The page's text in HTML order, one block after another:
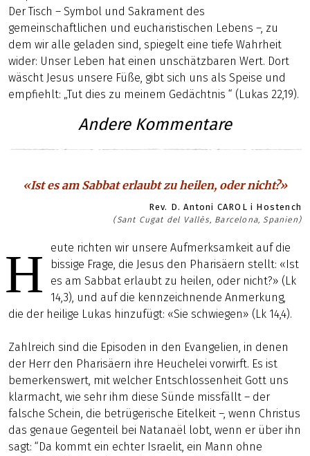
Der Tisch – Symbol und Sakrament des
gemeinschaftlichen und eucharistischen Lebens –, zu
dem wir alle geladen sind, spiegelt eine tiefe Wahrheit
wider: Unser Leben hat einen unschätzbaren Wert. Dort
wäscht Jesus unsere Füße, gibt sich uns als Speise und
empfiehlt: „Tut dies zu meinem Gedächtnis “ (Lukas 22,19).
Andere Kommentare
«Ist es am Sabbat erlaubt zu heilen, oder nicht?»
Rev. D. Antoni CAROL i Hostench
(Sant Cugat del Vallès, Barcelona, Spanien)
H
eute richten wir unsere Aufmerksamkeit auf die
bissige Frage, die Jesus den Pharisäern stellt: «Ist
es am Sabbat erlaubt zu heilen, oder nicht?» (Lk
14,3), und auf die kennzeichnende Anmerkung,
die der heilige Lukas hinzufügt: «Sie schwiegen» (Lk 14,4).
Zahlreich sind die Episoden in den Evangelien, in denen
der Herr den Pharisäern ihre Heuchelei vorwirft. Es ist
bemerkenswert, mit welcher Entschlossenheit Gott uns
klarmacht, wie sehr ihm diese Sünde missfällt – der
falsche Schein, die betrügerische Eitelkeit –, wenn Christus
das genaue Gegenteil bei Natanaël lobt, wenn er über ihn
sagt: “Da kommt ein echter Israelit, ein Mann ohne